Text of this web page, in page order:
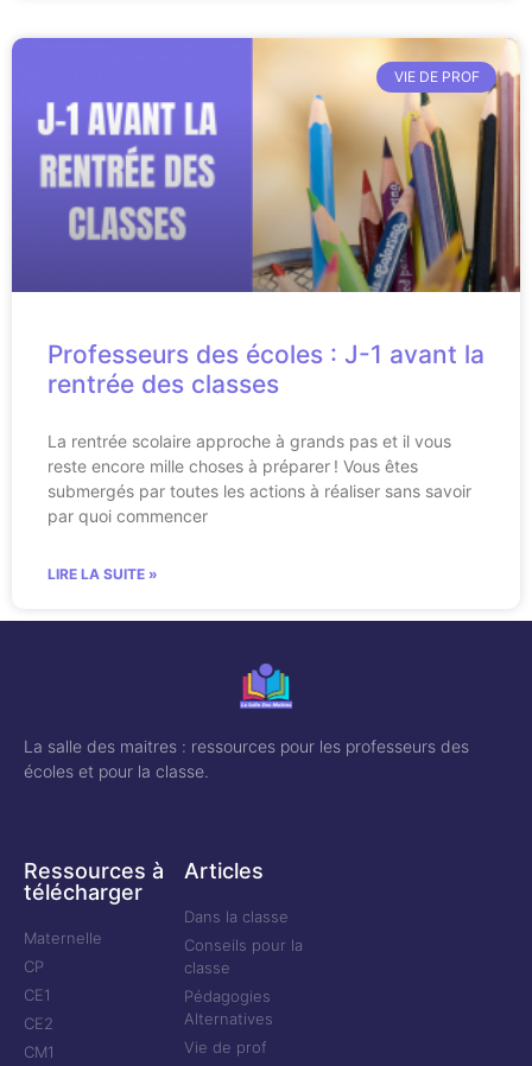
VIE DE PROF
Professeurs des écoles : J-1 avant la
rentrée des classes
La rentrée scolaire approche à grands pas et il vous
reste encore mille choses à préparer ! Vous êtes
submergés par toutes les actions à réaliser sans savoir
par quoi commencer
LIRE LA SUITE »
La salle des maitres : ressources pour les professeurs des
écoles et pour la classe.
Ressources à
télécharger
Maternelle
CP
CE1
CE2
CM1
Articles
Dans la classe
Conseils pour la
classe
Pédagogies
Alternatives
Vie de prof